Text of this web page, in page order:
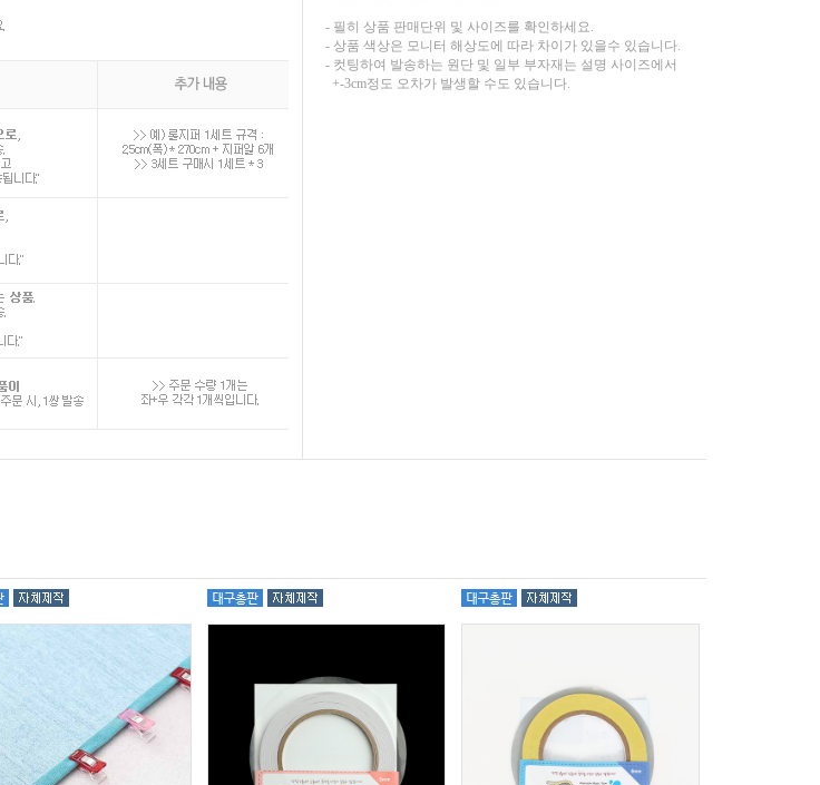
- 필히 상품 판매단위 및 사이즈를 확인하세요.
- 상품 색상은 모니터 해상도에 따라 차이가 있을수 있습니다.
- 컷팅하여 발송하는 원단 및 일부 부자재는 설명 사이즈에서
+-3cm정도 오차가 발생할 수도 있습니다.